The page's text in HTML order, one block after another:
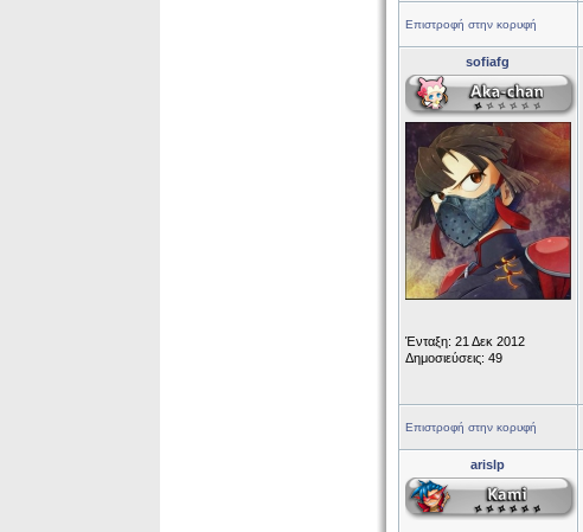
Επιστροφή στην κορυφή
sofiafg
Ένταξη: 21 Δεκ 2012
Δημοσιεύσεις: 49
Επιστροφή στην κορυφή
arislp